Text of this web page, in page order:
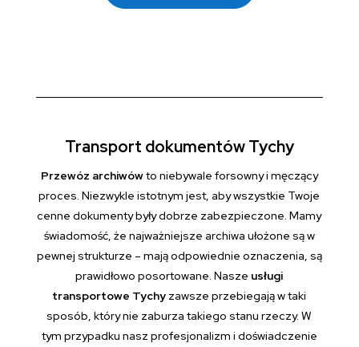
Transport dokumentów Tychy
Przewóz archiwówto niebywale forsowny i męczący
proces. Niezwykle istotnym jest, aby wszystkie Twoje
cenne dokumenty były dobrze zabezpieczone. Mamy
świadomość, że najważniejsze archiwa ułożone są w
pewnej strukturze – mają odpowiednie oznaczenia, są
prawidłowo posortowane. Nasze usługi
transportowe Tychy zawsze przebiegają w taki
sposób, który nie zaburza takiego stanu rzeczy. W
tym przypadku nasz profesjonalizm i doświadczenie